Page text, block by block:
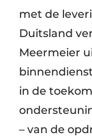
met de
Duitsland
Meermeier
in de
– van de